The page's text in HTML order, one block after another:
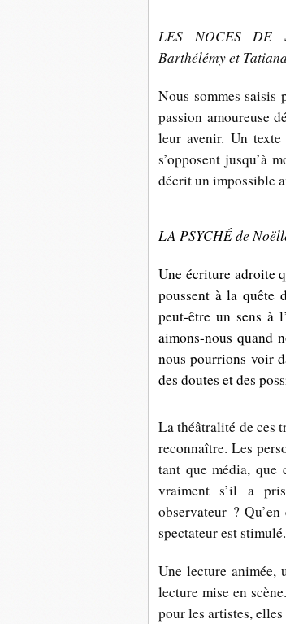
LES NOCES DE
Barthélémy et
Nous sommes
passion amoureuse
leur avenir. Un
s’opposent jusqu’à
décrit un impossible
LA PSYCHÉ de
Une écriture adroite
poussent à la quête
peut-être un sens à
aimons-nous quand
nous pourrions voir
des doutes et des
La théâtralité de ces
reconnaître. Les
tant que média, que
vraiment s’il a
observateur ?
spectateur est stimulé.
Une lecture animée,
lecture mise en
pour les artistes,